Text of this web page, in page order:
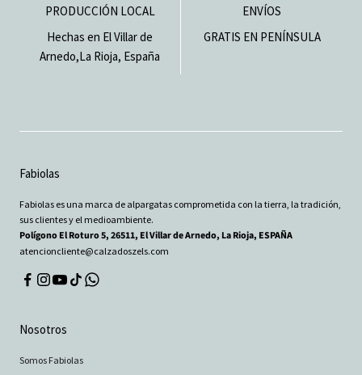
PRODUCCIÓN LOCAL
Hechas en El Villar de
Arnedo,La Rioja, España
ENVÍOS
GRATIS EN PENÍNSULA
Fabiolas
Fabiolas es una marca de alpargatas comprometida con la tierra, la tradición,
sus clientes y el medioambiente.
Polígono El Roturo 5, 26511, El Villar de Arnedo, La Rioja, ESPAÑA
atencioncliente@calzadoszels.com
Nosotros
Somos Fabiolas